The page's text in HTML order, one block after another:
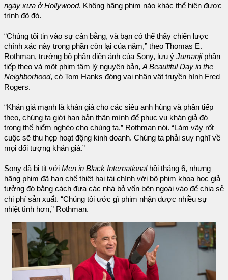
ngày xưa ở Hollywood. Không hãng phim nào khác thể hiện được
trình độ đó.
“Chúng tôi tin vào sự cân bằng, và bạn có thể thấy chiến lược
chính xác này trong phần còn lại của năm,” theo Thomas E.
Rothman, trưởng bộ phận điện ảnh của Sony, lưu ý Jumanji phần
tiếp theo và một phim tâm lý nguyên bản, A Beautiful Day in the
Neighborhood, có Tom Hanks đóng vai nhân vật truyền hình Fred
Rogers.
“Khán giả mạnh là khán giả cho các siêu anh hùng và phần tiếp
theo, chúng ta giới hạn bản thân mình để phục vụ khán giả đó
trong thế hiểm nghèo cho chúng ta,” Rothman nói. “Làm vậy rốt
cuộc sẽ thu hẹp hoạt động kinh doanh. Chúng ta phải suy nghĩ về
mọi đối tượng khán giả.”
Sony đã bị tịt với Men in Black Internationalhồi tháng 6, nhưng
hãng phim đã hạn chế thiệt hại tài chính với bộ phim khoa học giả
tưởng đó bằng cách đưa các nhà bỏ vốn bên ngoài vào để chia sẻ
chi phí sản xuất. “Chúng tôi ước gì phim nhận được nhiều sự
nhiệt tình hơn,” Rothman.